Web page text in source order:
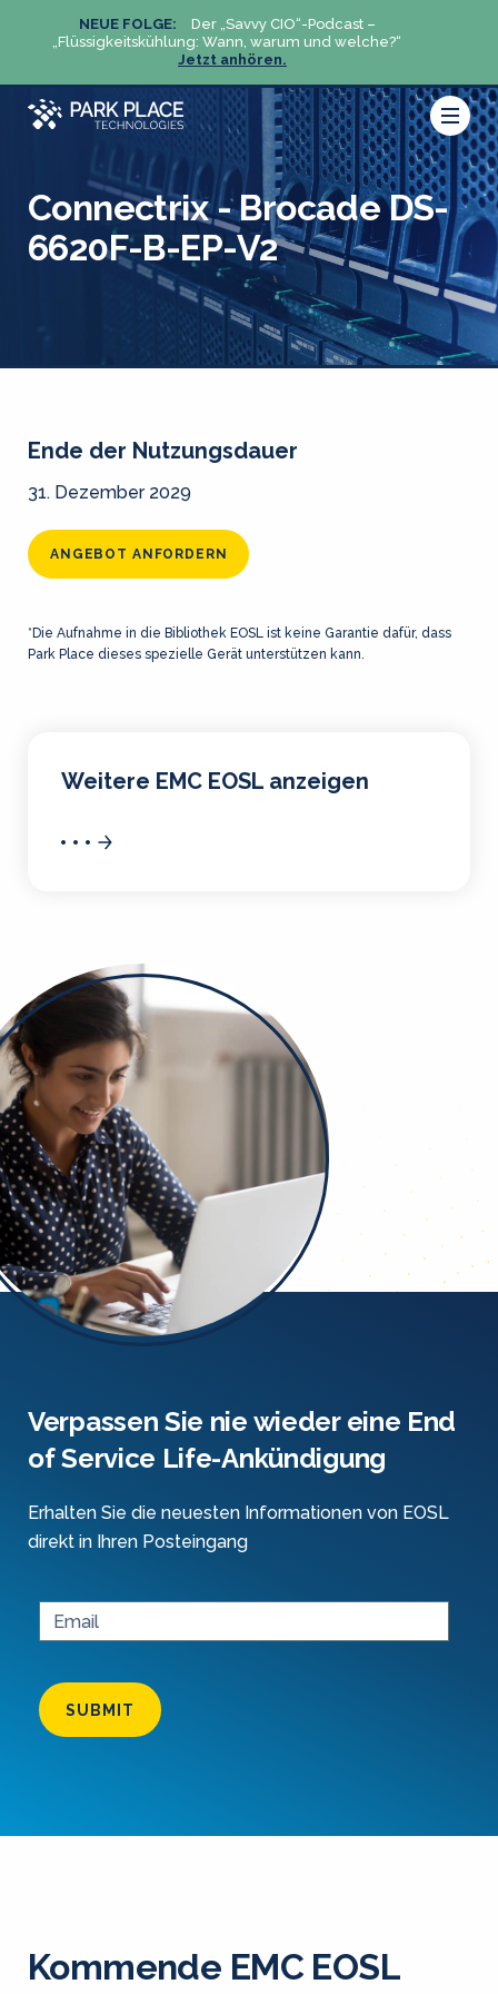
NEUE FOLGE:
Der „Savvy CIO“-Podcast –
„Flüssigkeitskühlung: Wann, warum und welche?“
Jetzt anhören.
Connectrix - Brocade DS-
6620F-B-EP-V2
Ende der Nutzungsdauer
31. Dezember 2029
ANGEBOT ANFORDERN
*Die Aufnahme in die Bibliothek EOSL ist keine Garantie dafür, dass
Park Place dieses spezielle Gerät unterstützen kann.
Weitere EMC EOSL anzeigen
Verpassen Sie nie wieder eine End
of Service Life-Ankündigung
Erhalten Sie die neuesten Informationen von EOSL
direkt in Ihren Posteingang
SUBMIT
Kommende EMC EOSL